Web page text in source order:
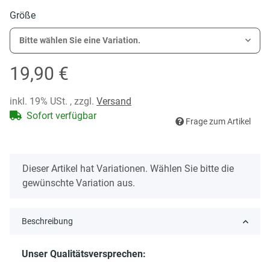
Größe
Bitte wählen Sie eine Variation.
19,90 €
inkl. 19% USt. , zzgl. Versand
Sofort verfügbar
Frage zum Artikel
x
Dieser Artikel hat Variationen. Wählen Sie bitte die
gewünschte Variation aus.
Beschreibung
Unser Qualitätsversprechen: